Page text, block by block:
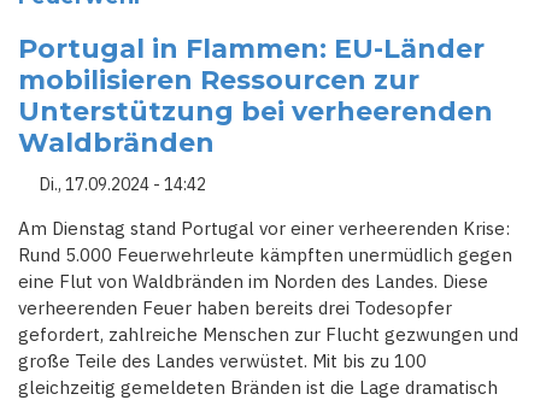
Portugal in Flammen: EU-Länder
mobilisieren Ressourcen zur
Unterstützung bei verheerenden
Waldbränden
Di., 17.09.2024 - 14:42
Am Dienstag stand Portugal vor einer verheerenden Krise:
Rund 5.000 Feuerwehrleute kämpften unermüdlich gegen
eine Flut von Waldbränden im Norden des Landes. Diese
verheerenden Feuer haben bereits drei Todesopfer
gefordert, zahlreiche Menschen zur Flucht gezwungen und
große Teile des Landes verwüstet. Mit bis zu 100
gleichzeitig gemeldeten Bränden ist die Lage dramatisch